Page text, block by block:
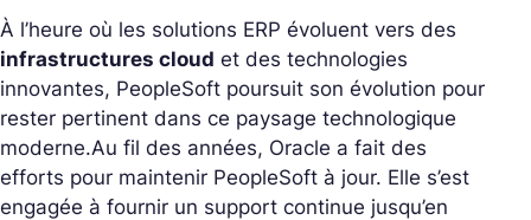
À l’heure où les solutions ERP évoluent vers des
infrastructures cloud et des technologies
innovantes, PeopleSoft poursuit son évolution pour
rester pertinent dans ce paysage technologique
moderne.Au fil des années, Oracle a fait des
efforts pour maintenir PeopleSoft à jour. Elle s’est
engagée à fournir un support continue jusqu’en